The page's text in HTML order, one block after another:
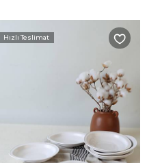
Hızlı Teslimat